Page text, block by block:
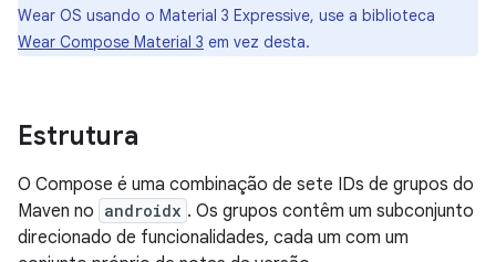
Wear OS usando o Material 3 Expressive, use a biblioteca
Wear Compose Material 3 em vez desta.
Estrutura
O Compose é uma combinação de sete IDs de grupos do
Maven no androidx . Os grupos contêm um subconjunto
direcionado de funcionalidades, cada um com um